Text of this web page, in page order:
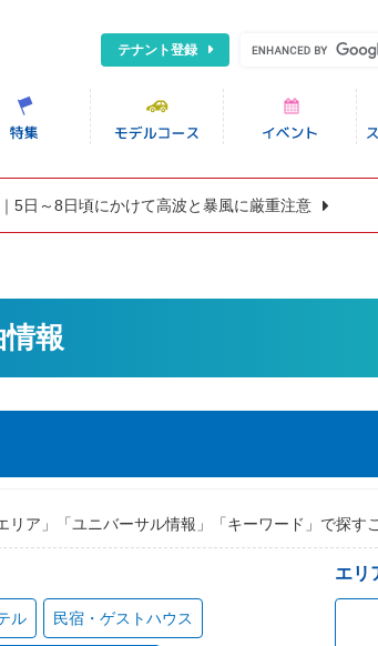
テナント登録
5日～8日頃にかけて高波と暴風に厳重注意
報
ア」「ユニバーサル情報」「キーワード」で探す
ル 民宿・ゲストハウス
エリ